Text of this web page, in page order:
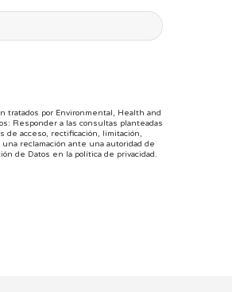
tratados por Environmental, Health and
Responder a las consultas planteadas
de acceso, rectificación, limitación,
reclamación ante una autoridad de
de Datos en la política de privacidad.